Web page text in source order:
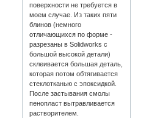
поверхности не требуется в
моем случае. Из таких пяти
блинов (немного
отличающихся по форме -
разрезаны в Solidworks с
большой высокой детали)
склеивается большая деталь,
которая потом обтягивается
стеклотканью с эпоксидкой.
После застывания смолы
пенопласт вытравливается
растворителем.